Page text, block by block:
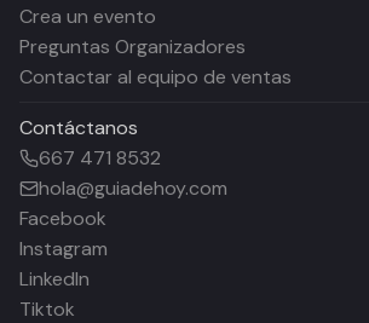
Crea un evento
Preguntas Organizadores
Contactar al equipo de ventas
Contáctanos
667 471 8532
hola@guiadehoy.com
Facebook
Instagram
LinkedIn
Tiktok